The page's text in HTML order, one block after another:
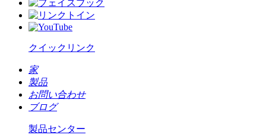
クイックリンク
家
製品
お問い合わせ
ブログ
製品センター